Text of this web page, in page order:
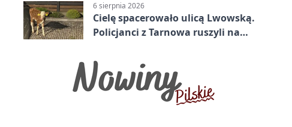
6 sierpnia 2026
Cielę spacerowało ulicą Lwowską.
Policjanci z Tarnowa ruszyli na